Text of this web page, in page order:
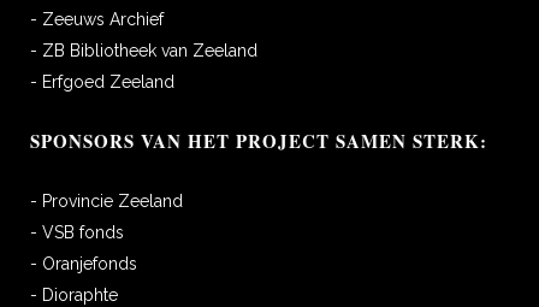
- Zeeuws Archief
- ZB Bibliotheek van Zeeland
- Erfgoed Zeeland
SPONSORS VAN HET PROJECT SAMEN STERK:
- Provincie Zeeland
- VSB fonds
- Oranjefonds
- Dioraphte